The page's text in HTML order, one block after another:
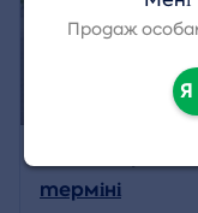
терміні
Продаж